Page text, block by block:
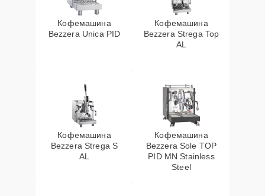
Кофемашина
Bezzera Unica PID
Кофемашина
Bezzera Strega Top
AL
Кофемашина
Bezzera Strega S
AL
Кофемашина
Bezzera Sole TOP
PID MN Stainless
Steel